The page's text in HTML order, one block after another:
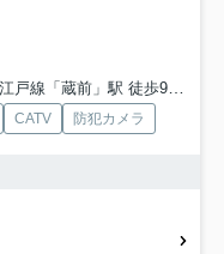
戸線「蔵前」駅 徒歩9分
CATV 防犯カメラ